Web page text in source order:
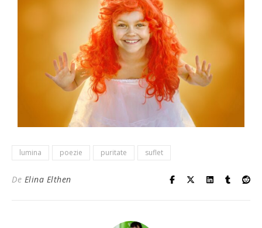
lumina poezie puritate suflet
De Elina Elthen